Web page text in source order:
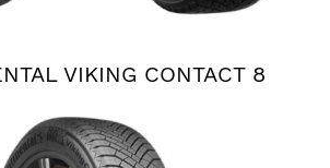
VIKING CONTACT 8